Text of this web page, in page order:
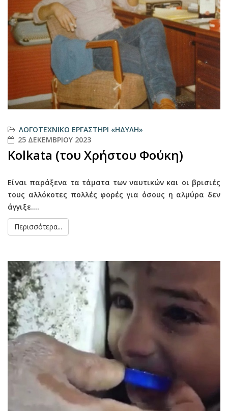
ΛΟΓΟΤΕΧΝΙΚΌ ΕΡΓΑΣΤΉΡΙ «ΗΔΎΛΗ»
25 ΔΕΚΕΜΒΡΊΟΥ 2023
Kolkata (του Χρήστου Φούκη)
Είναι παράξενα τα τάματα των ναυτικών και οι βρισιές
τους αλλόκοτες πολλές φορές για όσους η αλμύρα δεν
άγγιξε....
Περισσότερα...